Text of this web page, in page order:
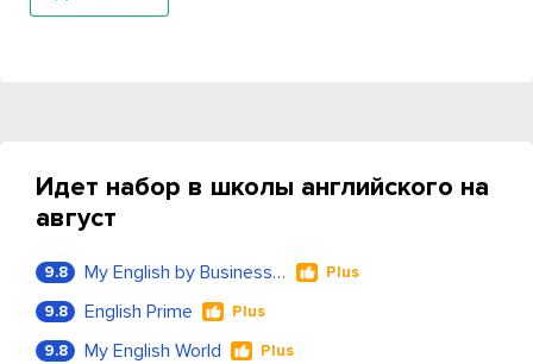
Идет набор в школы английского на
август
9.8 My English by Business Language Plus
9.8 English Prime Plus
9.8 My English World Plus